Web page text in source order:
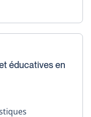
éducatives en